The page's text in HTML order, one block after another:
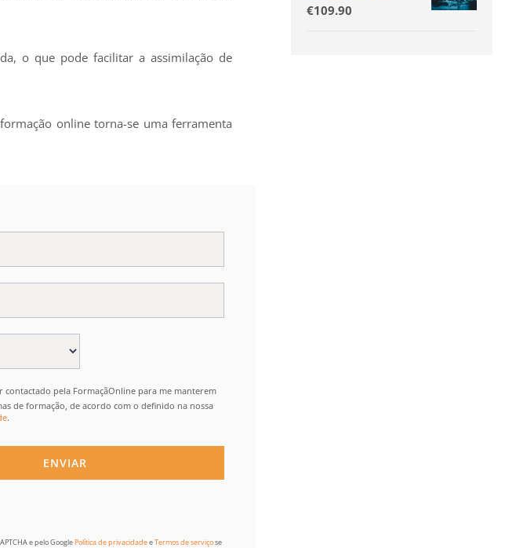
o que pode facilitar a assimilação de
online torna-se uma ferramenta
contactado pela FormaçãOnline para me manterem
de formação, de acordo com o definido na nossa
.
e pelo GooglePolítica de privacidadeeTermos de serviçose
€109.90